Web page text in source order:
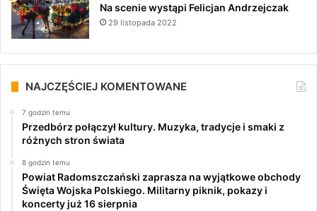
Na scenie wystąpi Felicjan Andrzejczak
29 listopada 2022
NAJCZĘŚCIEJ KOMENTOWANE
7 godzin temu
Przedbórz połączył kultury. Muzyka, tradycje i smaki z
różnych stron świata
8 godzin temu
Powiat Radomszczański zaprasza na wyjątkowe obchody
Święta Wojska Polskiego. Militarny piknik, pokazy i
koncerty już 16 sierpnia